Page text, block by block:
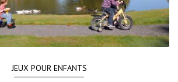
JEUX POUR ENFANTS